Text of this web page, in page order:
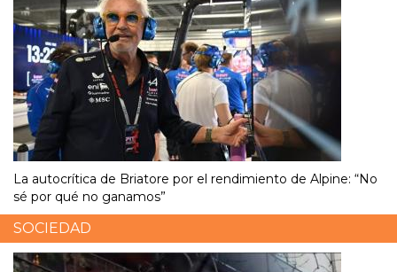
La autocrítica de Briatore por el rendimiento de Alpine: “No
sé por qué no ganamos”
SOCIEDAD